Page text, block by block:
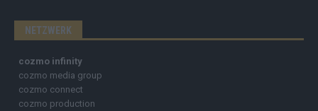
NETZWERK
cozmo infinity
cozmo media group
cozmo connect
cozmo production